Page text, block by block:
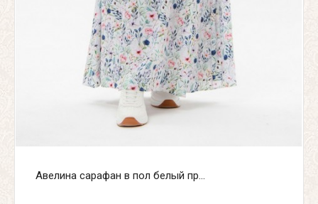
Авелина сарафан в пол белый пр...